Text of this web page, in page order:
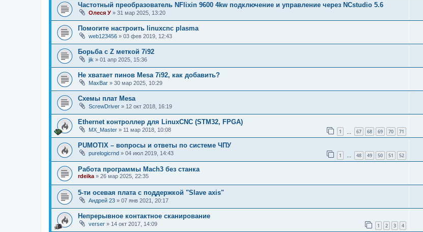
Частотный преобразователь NFlixin 9600 4kw подключение и управление через NCstudio 5.6
Олеся У » 31 мар 2025, 13:20
Помогите настроить linuxcnc plasma
web123456 » 03 фев 2019, 12:43
Борьба с Z меткой 7i92
jik » 01 апр 2025, 15:36
Не хватает пинов Mesa 7i92, как добавить?
MaxBar » 30 мар 2025, 10:29
Схемы плат Mesa
ScrewDriver » 12 окт 2018, 16:19
Ethernet контроллер для LinuxCNC (STM32, FPGA)
MX_Master » 11 мар 2018, 10:08 1 67 68 69 70 71
PUMOTIX – вопросы и ответы по системе ЧПУ
purelogicrnd » 04 июл 2019, 14:43 1 … 48 49 50 51 52
Работа программы Mach3 без станка
rdeika » 26 мар 2025, 22:35
5-ти осевая плата с поддержкой "Slave axis"
Андрей 23 » 07 янв 2021, 20:17
Непрерывное контактное сканирование
verser » 14 окт 2017, 14:09 1 2 3 4